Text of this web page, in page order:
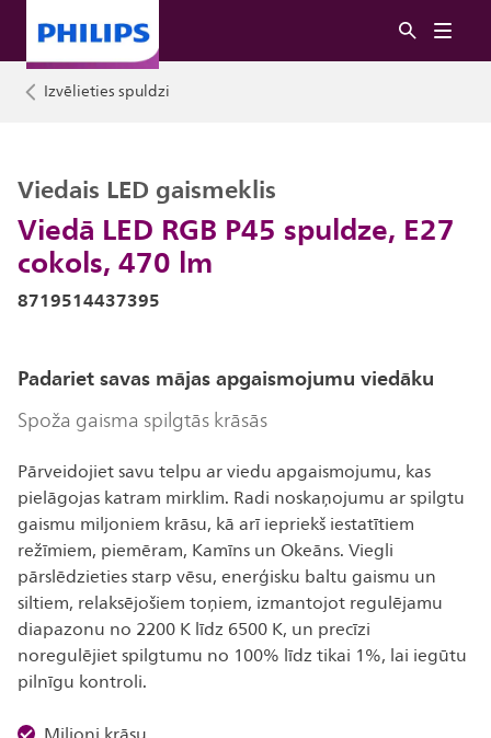
Izvēlieties spuldzi
Viedā LED RGB P45 spuldze, E27
cokols, 470 lm
Viedais LED gaismeklis
8719514437395
Padariet savas mājas apgaismojumu viedāku
Spoža gaisma spilgtās krāsās
Pārveidojiet savu telpu ar viedu apgaismojumu, kas
pielāgojas katram mirklim. Radi noskaņojumu ar spilgtu
gaismu miljoniem krāsu, kā arī iepriekš iestatītiem
režīmiem, piemēram, Kamīns un Okeāns. Viegli
pārslēdzieties starp vēsu, enerģisku baltu gaismu un
siltiem, relaksējošiem toņiem, izmantojot regulējamu
diapazonu no 2200 K līdz 6500 K, un precīzi
noregulējiet spilgtumu no 100% līdz tikai 1%, lai iegūtu
pilnīgu kontroli.